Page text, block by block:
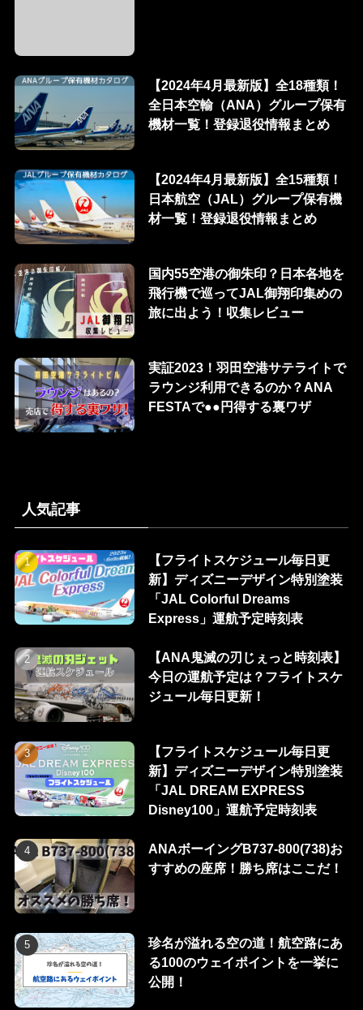
【2024年4月最新版】全18種類！
全日本空輸（ANA）グループ保有
機材一覧！登録退役情報まとめ
【2024年4月最新版】全15種類！
日本航空（JAL）グループ保有機
材一覧！登録退役情報まとめ
国内55空港の御朱印？日本各地を
飛行機で巡ってJAL御翔印集めの
旅に出よう！収集レビュー
実証2023！羽田空港サテライトで
ラウンジ利用できるのか？ANA
FESTAで●●円得する裏ワザ
人気記事
【フライトスケジュール毎日更
新】ディズニーデザイン特別塗装
「JAL Colorful Dreams
Express」運航予定時刻表
【ANA鬼滅の刃じぇっと時刻表】
今日の運航予定は？フライトスケ
ジュール毎日更新！
【フライトスケジュール毎日更
新】ディズニーデザイン特別塗装
「JAL DREAM EXPRESS
Disney100」運航予定時刻表
ANAボーイングB737-800(738)お
すすめの座席！勝ち席はここだ！
珍名が溢れる空の道！航空路にあ
る100のウェイポイントを一挙に
公開！